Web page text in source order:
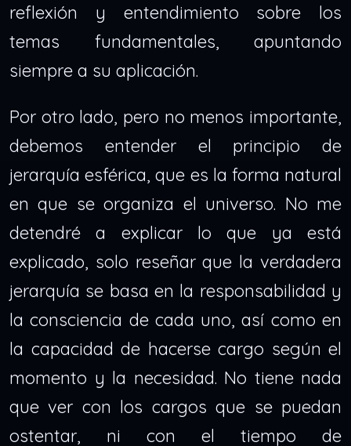
reflexión y entendimiento sobre los
temas fundamentales, apuntando
siempre a su aplicación.
Por otro lado, pero no menos importante,
debemos entender el principio de
jerarquía esférica, que es la forma natural
en que se organiza el universo. No me
detendré a explicar lo que ya está
explicado, solo reseñar que la verdadera
jerarquía se basa en la responsabilidad y
la consciencia de cada uno, así como en
la capacidad de hacerse cargo según el
momento y la necesidad. No tiene nada
que ver con los cargos que se puedan
ostentar, ni con el tiempo de